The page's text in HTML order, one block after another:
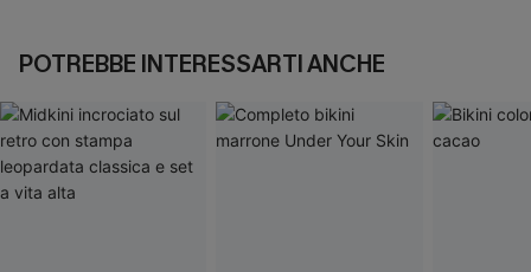
POTREBBE INTERESSARTI ANCHE